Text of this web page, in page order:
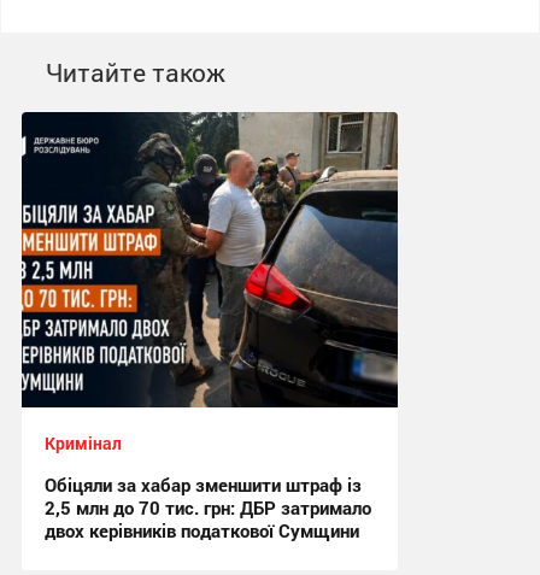
Читайте також
Кримінал
Обіцяли за хабар зменшити штраф із
2,5 млн до 70 тис. грн: ДБР затримало
двох керівників податкової Сумщини